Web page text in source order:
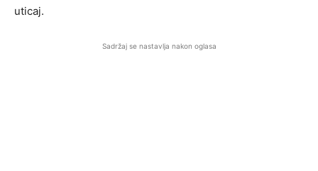
uticaj.
Sadržaj se nastavlja nakon oglasa